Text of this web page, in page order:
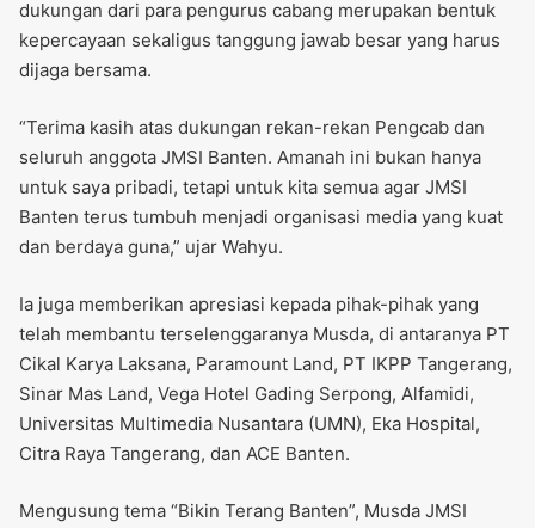
dukungan dari para pengurus cabang merupakan bentuk
kepercayaan sekaligus tanggung jawab besar yang harus
dijaga bersama.
“Terima kasih atas dukungan rekan-rekan Pengcab dan
seluruh anggota JMSI Banten. Amanah ini bukan hanya
untuk saya pribadi, tetapi untuk kita semua agar JMSI
Banten terus tumbuh menjadi organisasi media yang kuat
dan berdaya guna,” ujar Wahyu.
Ia juga memberikan apresiasi kepada pihak-pihak yang
telah membantu terselenggaranya Musda, di antaranya PT
Cikal Karya Laksana, Paramount Land, PT IKPP Tangerang,
Sinar Mas Land, Vega Hotel Gading Serpong, Alfamidi,
Universitas Multimedia Nusantara (UMN), Eka Hospital,
Citra Raya Tangerang, dan ACE Banten.
Mengusung tema “Bikin Terang Banten”, Musda JMSI